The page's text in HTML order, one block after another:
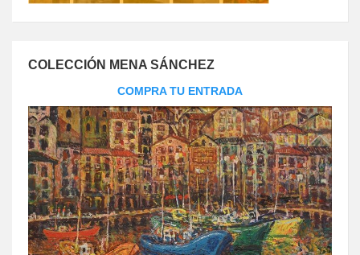
COLECCIÓN MENA SÁNCHEZ
COMPRA TU ENTRADA